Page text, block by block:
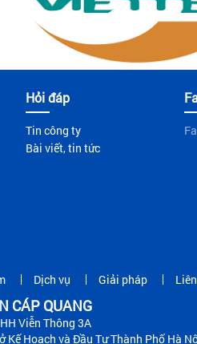
Hỏi đáp
Tin công ty
Bài viết, tin tức
Dịch vụ Giải pháp
CÁP QUANG
Viễn Thông 3A
Kế Hoạch và Đầu Tư Thành Phố Hà